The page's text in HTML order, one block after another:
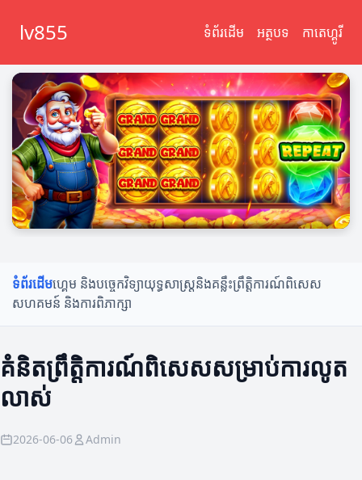
lv855 ទំព័រដើម អត្ថបទ កាតេហ្គូរី
ទំព័រដើមហ្គេម និងបច្ចេកវិទ្យាយុទ្ធសាស្ត្រនិងគន្លឹះព្រឹត្តិការណ៍ពិសេស
សហគមន៍ និងការពិភាក្សា
គំនិតព្រឹត្តិការណ៍ពិសេសសម្រាប់ការលូត
លាស់
2026-06-06 Admin